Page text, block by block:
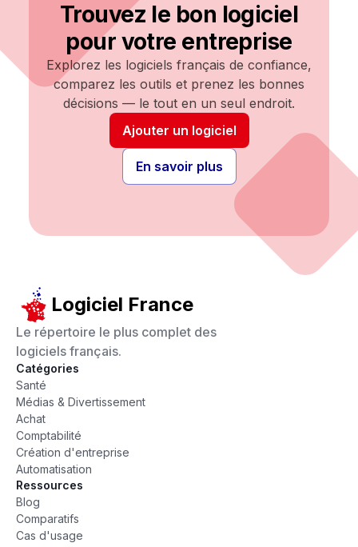
Trouvez le bon logiciel
pour votre entreprise
Explorez les logiciels français de confiance,
comparez les outils et prenez les bonnes
décisions — le tout en un seul endroit.
Ajouter un logiciel
En savoir plus
Logiciel France
Le répertoire le plus complet des
logiciels français.
Catégories
Santé
Médias & Divertissement
Achat
Comptabilité
Création d'entreprise
Automatisation
Ressources
Blog
Comparatifs
Cas d'usage